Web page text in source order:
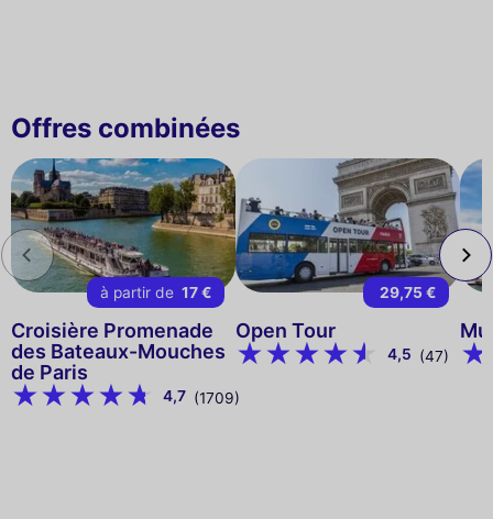
Offres combinées
à partir de 17 €
Croisière Promenade
des Bateaux-Mouches
de Paris
4,7 (1709)
29,75 €
Open Tour
4,5 (47)